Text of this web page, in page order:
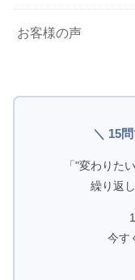
お客様の声
＼ 15
「"変わりた
繰り返
今す